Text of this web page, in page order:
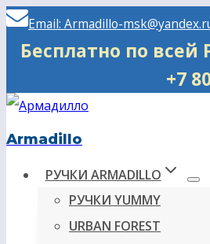
Перейти
Email: Armadillo-
Бесплатно по
+7
Armadillo
РУЧКИ ARMADILLO
РУЧКИ YUMMY
URBAN FOREST